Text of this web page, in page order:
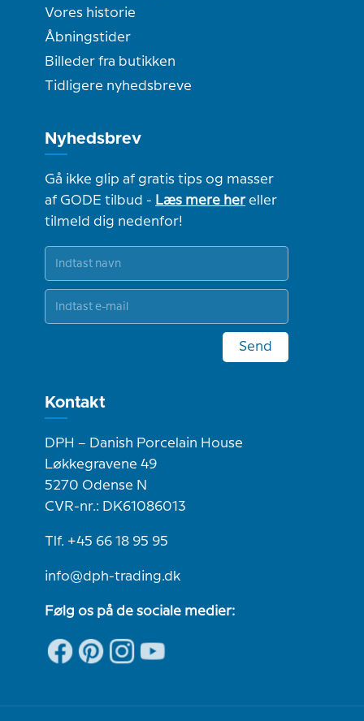
Vores historie
Åbningstider
Billeder fra butikken
Tidligere nyhedsbreve
Nyhedsbrev
Gå ikke glip af gratis tips og masser
af GODE tilbud - Læs mere hereller
tilmeld dig nedenfor!
Send
Kontakt
DPH – Danish Porcelain House
Løkkegravene 49
5270 Odense N
CVR-nr.: DK61086013
Tlf. +45 66 18 95 95
info@dph-trading.dk
Følg os på de sociale medier: